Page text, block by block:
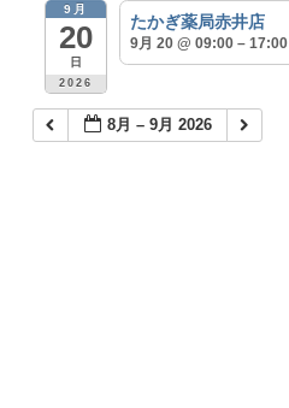
9月
20
日
2026
たかぎ薬局赤井店
9月 20 @ 09:00 – 17:00
8月 – 9月 2026